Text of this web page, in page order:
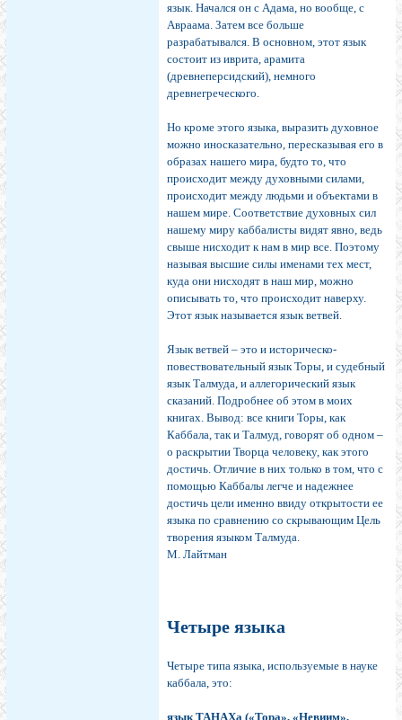
язык. Начался он с Адама, но вообще, с
Авраама. Затем все больше
разрабатывался. В основном, этот язык
состоит из иврита, арамита
(древнеперсидский), немного
древнегреческого.
Но кроме этого языка, выразить духовное
можно иносказательно, пересказывая его в
образах нашего мира, будто то, что
происходит между духовными силами,
происходит между людьми и объектами в
нашем мире. Соответствие духовных сил
нашему миру каббалисты видят явно, ведь
свыше нисходит к нам в мир все. Поэтому
называя высшие силы именами тех мест,
куда они нисходят в наш мир, можно
описывать то, что происходит наверху.
Этот язык называется язык ветвей.
Язык ветвей – это и историческо-
повествовательный язык Торы, и судебный
язык Талмуда, и аллегорический язык
сказаний. Подробнее об этом в моих
книгах. Вывод: все книги Торы, как
Каббала, так и Талмуд, говорят об одном –
о раскрытии Творца человеку, как этого
достичь. Отличие в них только в том, что с
помощью Каббалы легче и надежнее
достичь цели именно ввиду открытости ее
языка по сравнению со скрывающим Цель
творения языком Талмуда.
М. Лайтман
Четыре языка
Четыре типа языка, используемые в науке
каббала, это:
язык ТАНАХа («Тора», «Невиим»,